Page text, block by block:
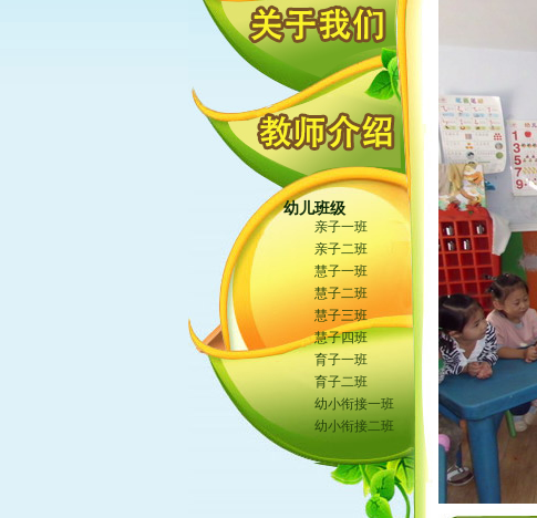
幼儿班级
亲子一班
亲子二班
慧子一班
慧子二班
慧子三班
慧子四班
育子一班
育子二班
幼小衔接一班
幼小衔接二班